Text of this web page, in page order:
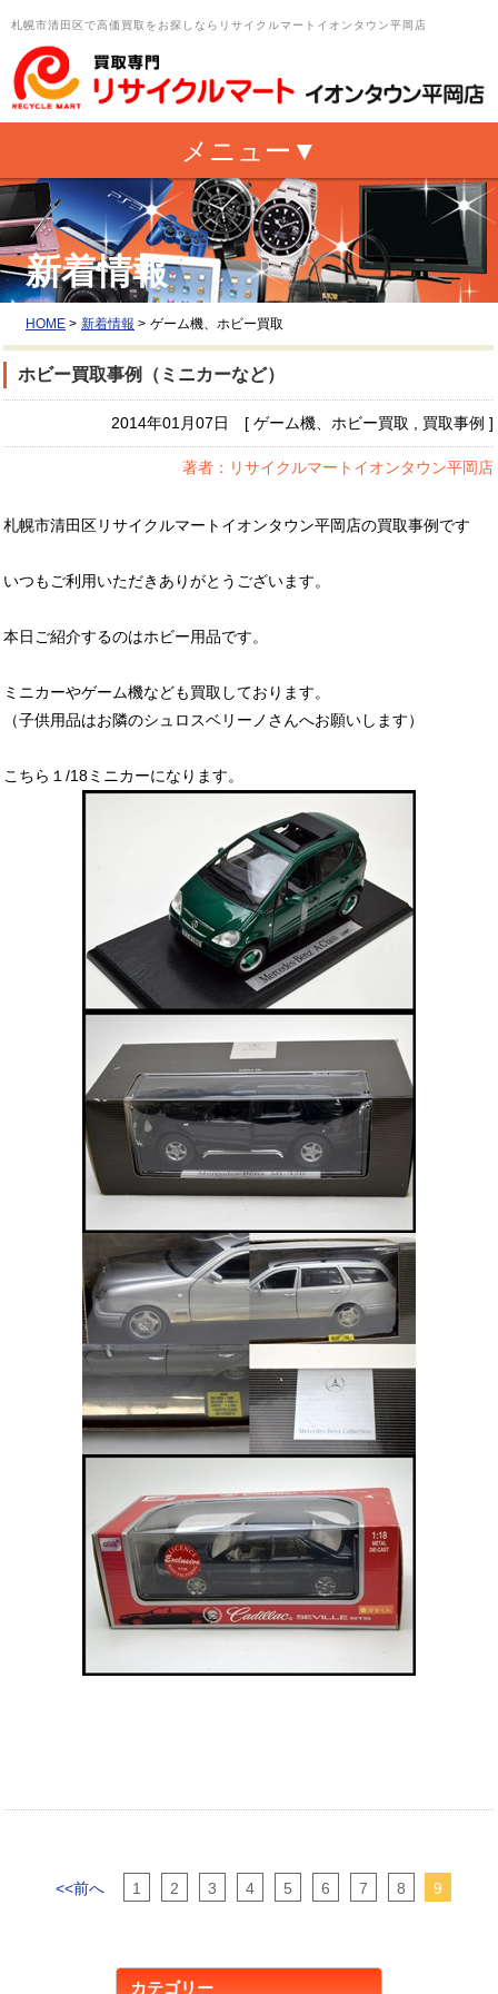
札幌市清田区で高価買取をお探しならリサイクルマートイオンタウン平岡店
新着情報
HOME > 新着情報 > ゲーム機、ホビー買取
ホビー買取事例（ミニカーなど）
2014年01月07日 [ ゲーム機、ホビー買取 , 買取事例 ]
著者：リサイクルマートイオンタウン平岡店
札幌市清田区リサイクルマートイオンタウン平岡店の買取事例です
いつもご利用いただきありがとうございます。
本日ご紹介するのはホビー用品です。
ミニカーやゲーム機なども買取しております。
（子供用品はお隣のシュロスベリーノさんへお願いします）
こちら１/18ミニカーになります。
<<前へ 1 2 3 4 5 6 7 8 9
カテゴリー